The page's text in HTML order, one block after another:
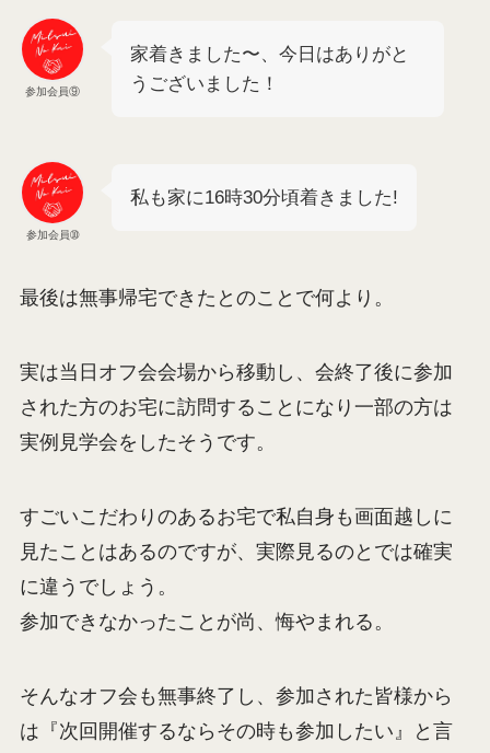
参加会員⑨
家着きました〜、今日はありがと
うございました！
参加会員➉
私も家に16時30分頃着きました!
最後は無事帰宅できたとのことで何より。
実は当日オフ会会場から移動し、会終了後に参加
された方のお宅に訪問することになり一部の方は
実例見学会をしたそうです。
すごいこだわりのあるお宅で私自身も画面越しに
見たことはあるのですが、実際見るのとでは確実
に違うでしょう。
参加できなかったことが尚、悔やまれる。
そんなオフ会も無事終了し、参加された皆様から
は『次回開催するならその時も参加したい』と言